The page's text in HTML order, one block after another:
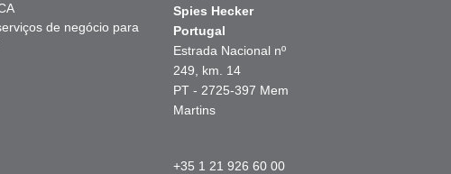
de negócio para
Spies Hecker
Portugal
Estrada Nacional nº
249, km. 14
PT - 2725-397 Mem
Martins
+35 1 21 926 60 00